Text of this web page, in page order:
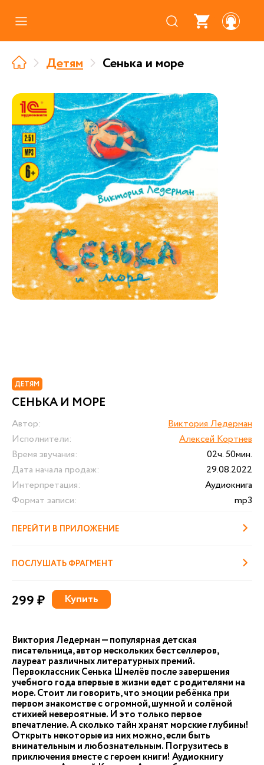
Где купить
Про аудиокниги
О нас
Партнерам
Детям Сенька и море
ДЕТЯМ
СЕНЬКА И МОРЕ
Автор:
Виктория Ледерман
Исполнители:
Алексей Кортнев
Время звучания:
02ч. 50мин.
Дата начала продаж:
29.08.2022
Интерпретация:
Аудиокнига
Формат записи:
mp3
ПЕРЕЙТИ В ПРИЛОЖЕНИЕ
ПОСЛУШАТЬ ФРАГМЕНТ
299 ₽ Купить
Виктория Ледерман — популярная детская
писательница, автор нескольких бестселлеров,
лауреат различных литературных премий.
Первоклассник Сенька Шмелёв после завершения
учебного года впервые в жизни едет с родителями на
море. Стоит ли говорить, что эмоции ребёнка при
первом знакомстве с огромной, шумной и солёной
стихией невероятные. И это только первое
впечатление. А сколько тайн хранят морские глубины!
Открыть некоторые из них можно, если быть
внимательным и любознательным. Погрузитесь в
приключения вместе с героем книги! Аудиокнигу